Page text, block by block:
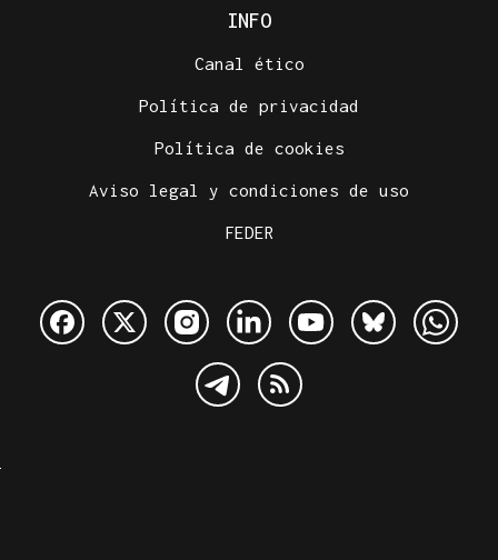
INFO
Canal ético
Política de privacidad
Política de cookies
Aviso legal y condiciones de uso
FEDER